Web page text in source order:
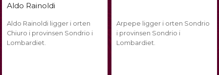
Aldo Rainoldi
Aldo Rainoldi ligger i orten
Chiuro i provinsen Sondrio i
Lombardiet.
Arpepe ligger i orten Sondrio
i provinsen Sondrio i
Lombardiet.